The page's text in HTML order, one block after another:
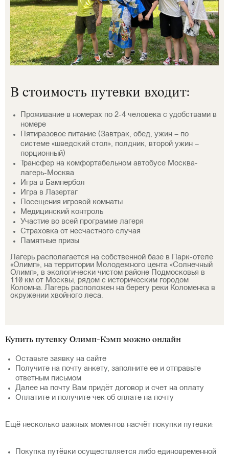
В стоимость путевки входит:
Проживание в номерах по 2-4 человека с удобствами в
номере
Пятиразовое питание (Завтрак, обед, ужин – по
системе «шведский стол», полдник, второй ужин –
порционный)
Трансфер на комфортабельном автобусе Москва-
лагерь-Москва
Игра в Бампербол
Игра в Лазертаг
Посещения игровой комнаты
Медицинский контроль
Участие во всей программе лагеря
Страховка от несчастного случая
Памятные призы
Лагерь располагается на собственной базе в Парк-отеле
«Олимп», на территории Молодежного цента «Солнечный
Олимп», в экологически чистом районе Подмосковья в
110 км от Москвы, рядом с историческим городом
Коломна. Лагерь расположен на берегу реки Коломенка в
окружении хвойного леса.
Купить путевку Олимп-Кэмп можно онлайн
Оставьте заявку на сайте
Получите на почту анкету, заполните ее и отправьте
ответным письмом
Далее на почту Вам придёт договор и счет на оплату
Оплатите и получите чек об оплате на почту
Ещё несколько важных моментов насчёт покупки путевки:
Покупка путёвки осуществляется либо единовременной